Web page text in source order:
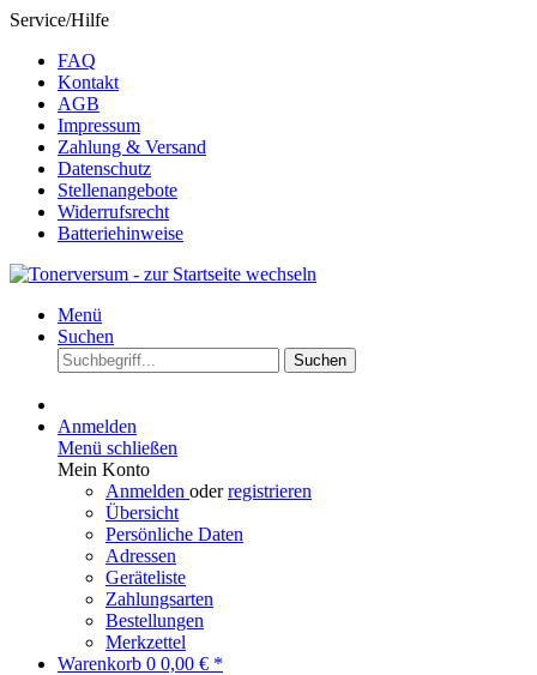
Service/Hilfe
FAQ
Kontakt
AGB
Impressum
Zahlung & Versand
Datenschutz
Stellenangebote
Widerrufsrecht
Batteriehinweise
Menü
Suchen
Suchen
Anmelden
Menü schließen
Mein Konto
Anmelden oderregistrieren
Übersicht
Persönliche Daten
Adressen
Geräteliste
Zahlungsarten
Bestellungen
Merkzettel
Warenkorb 0 0,00 € *